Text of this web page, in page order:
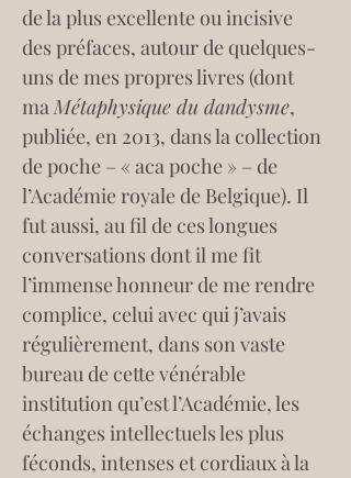
de la plus excellente ou incisive
des préfaces, autour de quelques-
uns de mes propres livres (dont
ma Métaphysique du dandysme,
publiée, en 2013, dans la collection
de poche – « aca poche » – de
l’Académie royale de Belgique). Il
fut aussi, au fil de ces longues
conversations dont il me fit
l’immense honneur de me rendre
complice, celui avec qui j’avais
régulièrement, dans son vaste
bureau de cette vénérable
institution qu’est l’Académie, les
échanges intellectuels les plus
féconds, intenses et cordiaux à la